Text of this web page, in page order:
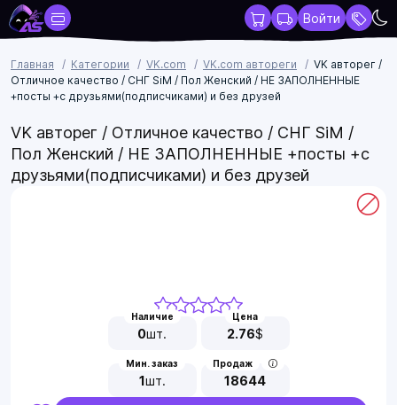
Войти
Главная Категории VK.com VK.com автореги
VK авторег /
Отличное качество / СНГ SiM / Пол Женский / НЕ ЗАПОЛНЕННЫЕ
+посты +с друзьями(подписчиками) и без друзей
VK авторег / Отличное качество / СНГ SiM /
Пол Женский / НЕ ЗАПОЛНЕННЫЕ +посты +с
друзьями(подписчиками) и без друзей
Наличие
0шт.
Цена
2.76$
Мин. заказ
1шт.
Продаж
18644